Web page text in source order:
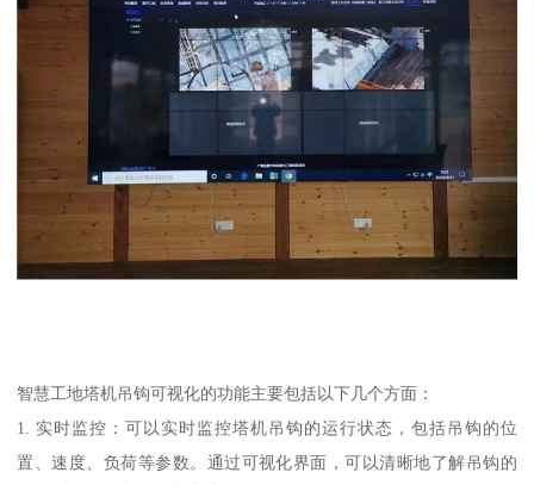
智慧工地塔机吊钩可视化的功能主要包括以下几个方面：
1. 实时监控：可以实时监控塔机吊钩的运行状态，包括吊钩的位
置、速度、负荷等参数。通过可视化界面，可以清晰地了解吊钩的